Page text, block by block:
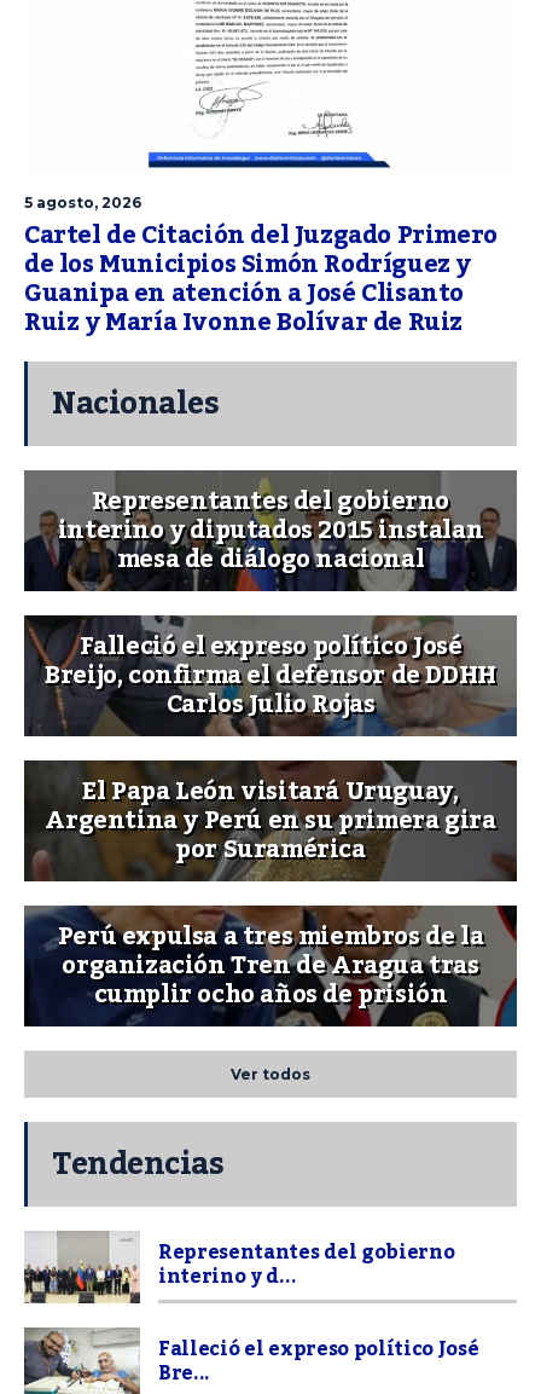
5 agosto, 2026
Cartel de Citación del Juzgado Primero
de los Municipios Simón Rodríguez y
Guanipa en atención a José Clisanto
Ruiz y María Ivonne Bolívar de Ruiz
Nacionales
Representantes del gobierno
interino y diputados 2015 instalan
mesa de diálogo nacional
Falleció el expreso político José
Breijo, confirma el defensor de DDHH
Carlos Julio Rojas
El Papa León visitará Uruguay,
Argentina y Perú en su primera gira
por Suramérica
Perú expulsa a tres miembros de la
organización Tren de Aragua tras
cumplir ocho años de prisión
Ver todos
Tendencias
Representantes del gobierno
interino y d...
Falleció el expreso político José
Bre...